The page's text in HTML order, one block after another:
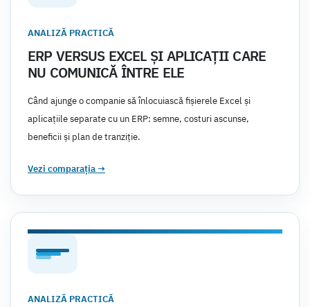
ANALIZĂ PRACTICĂ
ERP VERSUS EXCEL ȘI APLICAȚII CARE
NU COMUNICĂ ÎNTRE ELE
Când ajunge o companie să înlocuiască fișierele Excel și
aplicațiile separate cu un ERP: semne, costuri ascunse,
beneficii și plan de tranziție.
Vezi comparația →
ANALIZĂ PRACTICĂ